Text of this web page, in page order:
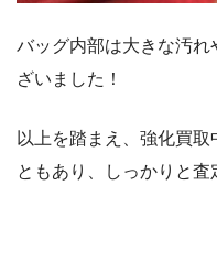
バッグ内部は大きな汚
ざいました！
以上を踏まえ、強化買
ともあり、しっかりと査